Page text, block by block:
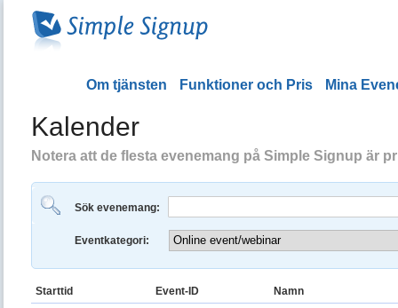
Om tjänsten Funktioner och Pris Mina
Kalender
Notera att de flesta evenemang på Simple Signup är
Sök evenemang:
Eventkategori:
Starttid Event-ID Namn